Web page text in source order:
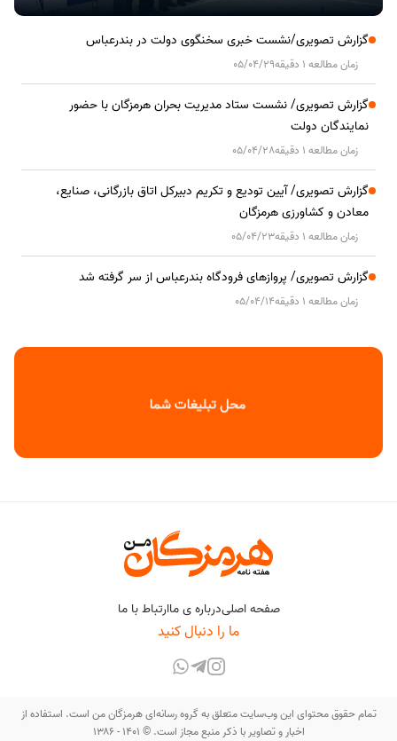
گزارش تصویری/نشست خبری سخنگوی دولت در بندرعباس
زمان مطالعه 1 دقیقه 05/04/29
گزارش تصویری/ نشست ستاد مدیریت بحران هرمزگان با حضور
نمایندگان دولت
زمان مطالعه 1 دقیقه 05/04/28
گزارش تصویری/ آیین تودیع و تکریم دبیرکل اتاق بازرگانی، صنایع،
معادن و کشاورزی هرمزگان
زمان مطالعه 1 دقیقه 05/04/23
گزارش تصویری/ پروازهای فرودگاه بندرعباس از سر گرفته شد
زمان مطالعه 1 دقیقه 05/04/14
صفحه اصلیدرباره ی ماارتباط با ما
ما را دنبال کنید
تمام حقوق محتوای این وب‌سایت متعلق به گروه رسانه‌ای هرمزگان من است. استفاده از
اخبار و تصاویر با ذکر منبع مجاز است. © ۱۴۰۱ - ۱۳۸۶